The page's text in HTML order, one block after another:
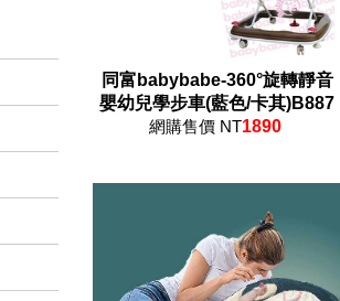
同富babybabe-360°旋轉靜音
嬰幼兒學步車(藍色/卡其)B887
網購售價 NT1890